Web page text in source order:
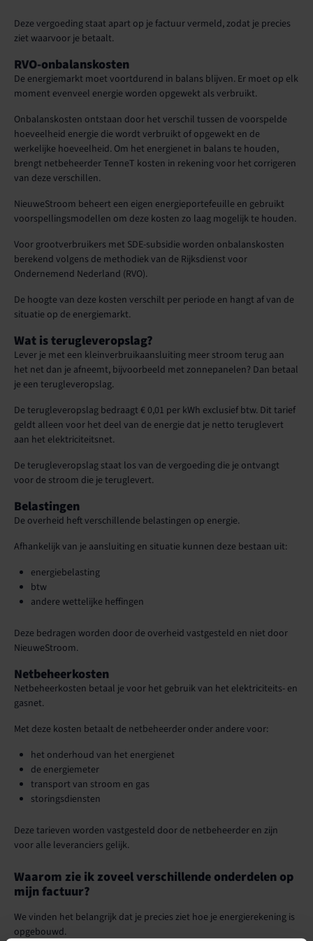
Deze vergoeding staat apart op je factuur vermeld, zodat je precies
ziet waarvoor je betaalt.
RVO-onbalanskosten
De energiemarkt moet voortdurend in balans blijven. Er moet op elk
moment evenveel energie worden opgewekt als verbruikt.
Onbalanskosten ontstaan door het verschil tussen de voorspelde
hoeveelheid energie die wordt verbruikt of opgewekt en de
werkelijke hoeveelheid. Om het energienet in balans te houden,
brengt netbeheerder TenneT kosten in rekening voor het corrigeren
van deze verschillen.
NieuweStroom beheert een eigen energieportefeuille en gebruikt
voorspellingsmodellen om deze kosten zo laag mogelijk te houden.
Voor grootverbruikers met SDE-subsidie worden onbalanskosten
berekend volgens de methodiek van de Rijksdienst voor
Ondernemend Nederland (RVO).
De hoogte van deze kosten verschilt per periode en hangt af van de
situatie op de energiemarkt.
Wat is terugleveropslag?
Lever je met een kleinverbruikaansluiting meer stroom terug aan
het net dan je afneemt, bijvoorbeeld met zonnepanelen? Dan betaal
je een terugleveropslag.
De terugleveropslag bedraagt € 0,01 per kWh exclusief btw. Dit tarief
geldt alleen voor het deel van de energie dat je netto teruglevert
aan het elektriciteitsnet.
De terugleveropslag staat los van de vergoeding die je ontvangt
voor de stroom die je teruglevert.
Belastingen
De overheid heft verschillende belastingen op energie.
Afhankelijk van je aansluiting en situatie kunnen deze bestaan uit:
energiebelasting
btw
andere wettelijke heffingen
Deze bedragen worden door de overheid vastgesteld en niet door
NieuweStroom.
Netbeheerkosten
Netbeheerkosten betaal je voor het gebruik van het elektriciteits- en
gasnet.
Met deze kosten betaalt de netbeheerder onder andere voor:
het onderhoud van het energienet
de energiemeter
transport van stroom en gas
storingsdiensten
Deze tarieven worden vastgesteld door de netbeheerder en zijn
voor alle leveranciers gelijk.
Waarom zie ik zoveel verschillende onderdelen op
mijn factuur?
We vinden het belangrijk dat je precies ziet hoe je energierekening is
opgebouwd.